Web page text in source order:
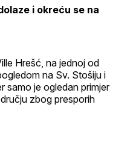
i okreću se na
Hrešć, na jednoj od
na Sv. Stošiju i
samo je ogledan primjer
zbog presporih